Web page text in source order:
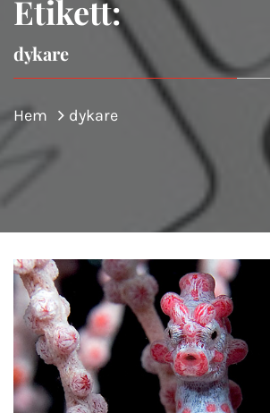
Etikett:
dykare
Hem dykare